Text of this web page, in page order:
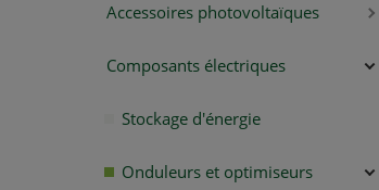
Accessoires photovoltaïques
Composants électriques
Stockage d'énergie
Onduleurs et optimiseurs